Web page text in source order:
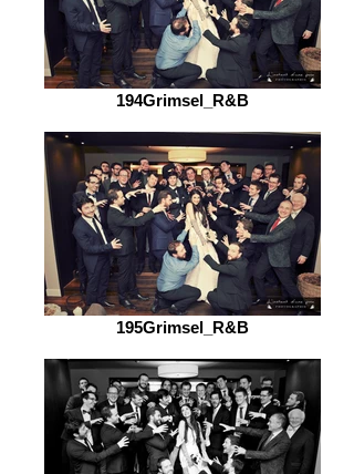
194Grimsel_R&B
195Grimsel_R&B